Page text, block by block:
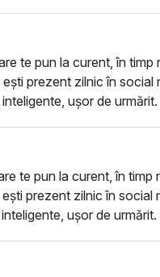
te pun la curent, în
prezent zilnic în
ușor de
te pun la curent, în
prezent zilnic în
ușor de